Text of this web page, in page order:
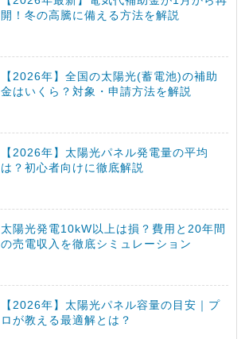
開！冬の高騰に備える方法を解説
【2026年】全国の太陽光(蓄電池)の補助
金はいくら？対象・申請方法を解説
【2026年】太陽光パネル発電量の平均
は？初心者向けに徹底解説
太陽光発電10kW以上は損？費用と20年間
の売電収入を徹底シミュレーション
【2026年】太陽光パネル容量の目安｜プ
ロが教える最適解とは？